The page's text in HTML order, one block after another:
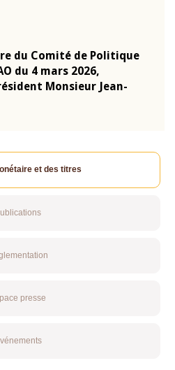
du Comité de Politique
du 4 mars 2026,
Monsieur Jean-
et des titres
presse